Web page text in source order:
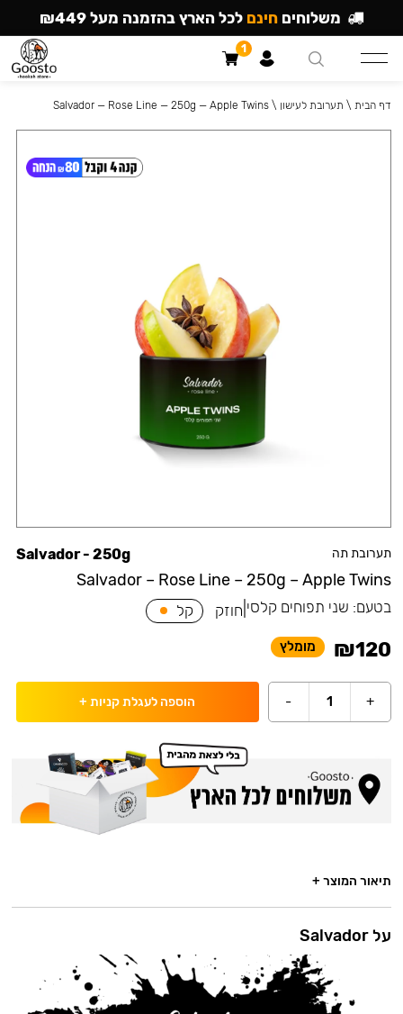
תערובת תה
Salvador – Rose Line – 250g – Apple Twins
Salvador - 250g
בטעם: שני תפוחים קלסי חוזק קל
₪120 מומלץ
+
1
- הוספה לעגלת קניות +
דף הבית \ תערובת לעישון \
Salvador — Rose Line — 250g — Apple Twins
תיאור המוצר +
על Salvador
משלוחים חינם לכל הארץ בהזמנה מעל ₪449
1